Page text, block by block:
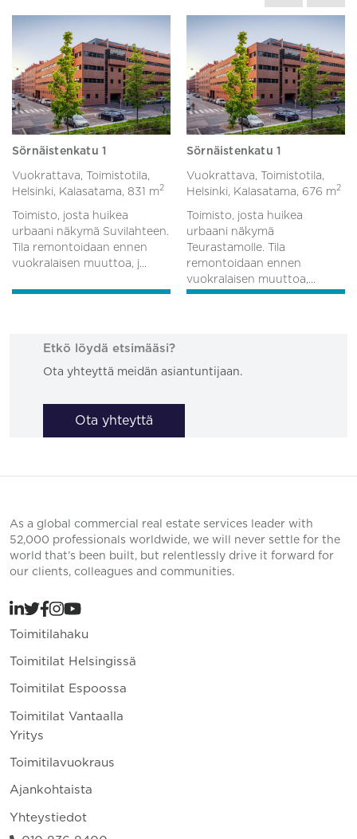
Sörnäistenkatu 1
Vuokrattava, Toimistotila,
Helsinki, Kalasatama, 831 m2
Toimisto, josta huikea
urbaani näkymä Suvilahteen.
Tila remontoidaan ennen
vuokralaisen muuttoa, j...
Sörnäistenkatu 1
Vuokrattava, Toimistotila,
Helsinki, Kalasatama, 676 m2
Toimisto, josta huikea
urbaani näkymä
Teurastamolle. Tila
remontoidaan ennen
vuokralaisen muuttoa,...
Etkö löydä etsimääsi?
Ota yhteyttä meidän asiantuntijaan.
Ota yhteyttä
As a global commercial real estate services leader with
52,000 professionals worldwide, we will never settle for the
world that’s been built, but relentlessly drive it forward for
our clients, colleagues and communities.
Toimitilahaku
Toimitilat Helsingissä
Toimitilat Espoossa
Toimitilat Vantaalla
Yritys
Toimitilavuokraus
Ajankohtaista
Yhteystiedot